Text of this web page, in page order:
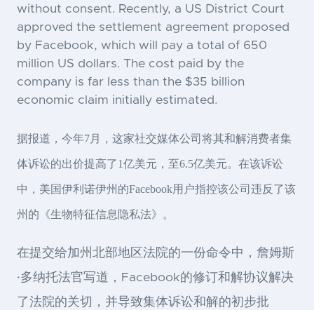
without consent. Recently, a US District Court
approved the settlement agreement proposed
by Facebook, which will pay a total of 650
million US dollars. The cost paid by the
company is far less than the $35 billion
economic claim initially estimated.
据报道，今年7月，这家社交媒体公司将其和解消费者集
体诉讼的出价提高了1亿美元，至6.5亿美元。在该诉讼
中，美国伊利诺伊州的Facebook用户指控该公司违反了该
州的《生物特征信息隐私法》。
在提交给加州北部地区法院的一份命令中，詹姆斯
·多纳托法官写道，Facebook的修订和解协议解决
了法院的关切，并导致集体诉讼和解的初步批